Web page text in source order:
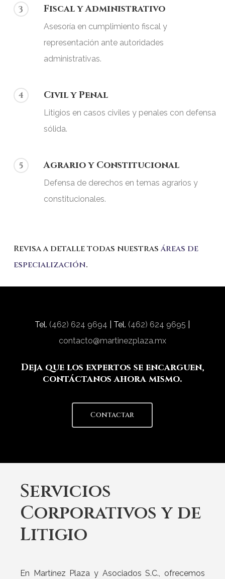
3 Fiscal y Administrativo
Asesoría en cumplimiento fiscal y
representación ante autoridades
administrativas.
4 Civil y Penal
Litigios en casos civiles y penales con defensa
sólida.
5 Agrario y Constitucional
Defensa de derechos en temas agrarios y
constitucionales.
Revisa a detalle todas nuestras áreas de
especialización.
Tel. (462) 624 9694 | Tel. (462) 624 9695
contacto@martinezplaza.mx
Deja que los expertos se encarguen,
contáctanos ahora mismo.
Contactar
Servicios
Corporativos y de
Litigio
En Martínez Plaza y Asociados S.C., ofrecemos